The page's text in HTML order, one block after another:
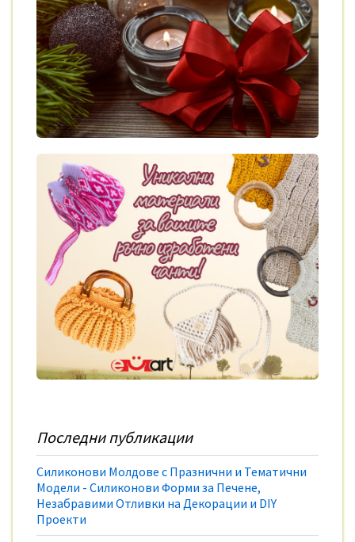
Последни публикации
Силиконови Молдове с Празнични и Тематични
Модели - Силиконови Форми за Печене,
Незабравими Отливки на Декорации и DIY
Проекти